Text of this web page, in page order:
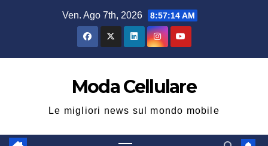
Ven. Ago 7th, 2026 8:57:15 AM
Moda Cellulare
Le migliori news sul mondo mobile